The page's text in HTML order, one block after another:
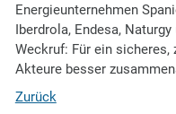
Energieunternehmen
Iberdrola, Endesa,
Weckruf: Für ein
Akteure besser
Zurück